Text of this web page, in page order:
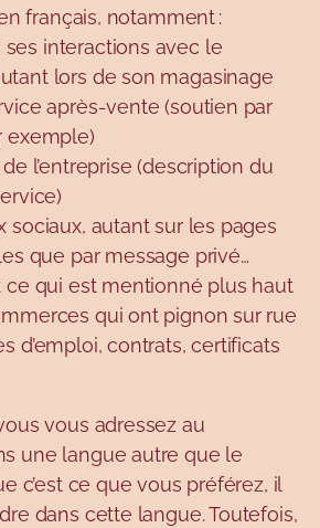
français, notamment :
interactions avec le
lors de son magasinage
après-vente (soutien par
exemple)
l’entreprise (description du
sociaux, autant sur les pages
que par message privé…
ce qui est mentionné plus haut
qui ont pignon sur rue
d’emploi, contrats, certificats
vous adressez au
une langue autre que le
c’est ce que vous préférez, il
dans cette langue. Toutefois,